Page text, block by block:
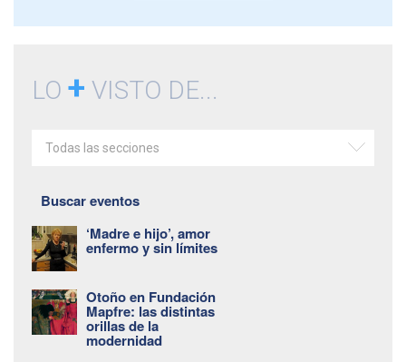
LO + VISTO DE...
Todas las secciones
Buscar eventos
‘Madre e hijo’, amor
enfermo y sin límites
Otoño en Fundación
Mapfre: las distintas
orillas de la
modernidad